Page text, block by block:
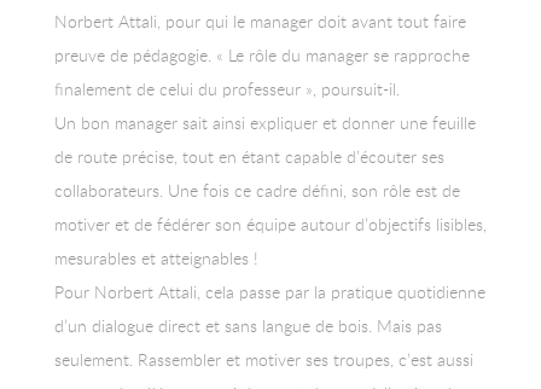
Norbert Attali, pour qui le manager doit avant tout faire
preuve de pédagogie. « Le rôle du manager se rapproche
finalement de celui du professeur », poursuit-il.
Un bon manager sait ainsi expliquer et donner une feuille
de route précise, tout en étant capable d’écouter ses
collaborateurs. Une fois ce cadre défini, son rôle est de
motiver et de fédérer son équipe autour d’objectifs lisibles,
mesurables et atteignables !
Pour Norbert Attali, cela passe par la pratique quotidienne
d’un dialogue direct et sans langue de bois. Mais pas
seulement. Rassembler et motiver ses troupes, c’est aussi